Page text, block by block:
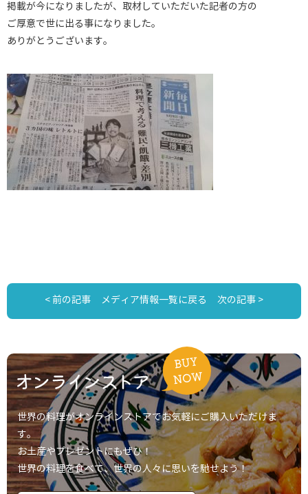
掲載が今になりましたが、取材していただいた記者の方の
ご厚意で世に出る事になりました。
ありがとうございます。
< 前の記事 メディア情報一覧に戻る 次の記事 >
世界の料理がオンラインストアでお気軽にご購入いただけま
す。
お土産やプレゼントにもぜひ！
世界の料理を食べて、世界の人々に思いを馳せよう！